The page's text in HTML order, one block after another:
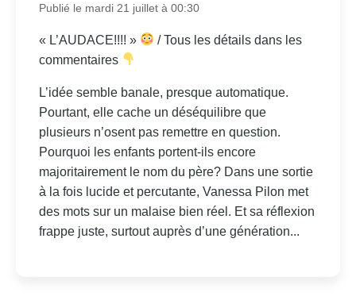
Publié le mardi 21 juillet à 00:30
« L’AUDACE!!!! »
/ Tous les détails dans les
commentaires
L’idée semble banale, presque automatique.
Pourtant, elle cache un déséquilibre que
plusieurs n’osent pas remettre en question.
Pourquoi les enfants portent-ils encore
majoritairement le nom du père? Dans une sortie
à la fois lucide et percutante, Vanessa Pilon met
des mots sur un malaise bien réel. Et sa réflexion
frappe juste, surtout auprès d’une génération...